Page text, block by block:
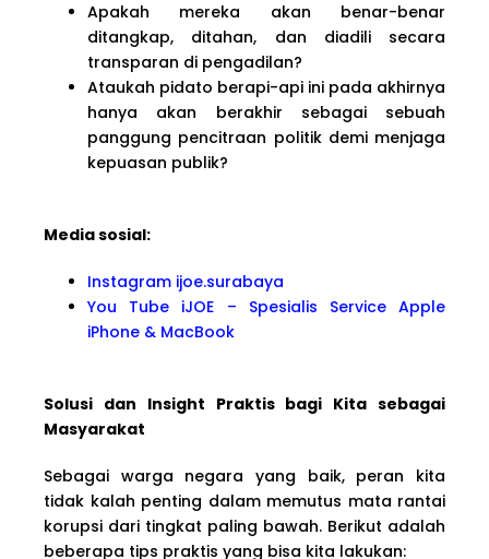
Apakah mereka akan benar-benar
ditangkap, ditahan, dan diadili secara
transparan di pengadilan?
Ataukah pidato berapi-api ini pada akhirnya
hanya akan berakhir sebagai sebuah
panggung pencitraan politik demi menjaga
kepuasan publik?
Media sosial:
Instagram ijoe.surabaya
You Tube iJOE – Spesialis Service Apple
iPhone & MacBook
Solusi dan Insight Praktis bagi Kita sebagai
Masyarakat
Sebagai warga negara yang baik, peran kita
tidak kalah penting dalam memutus mata rantai
korupsi dari tingkat paling bawah. Berikut adalah
beberapa tips praktis yang bisa kita lakukan: